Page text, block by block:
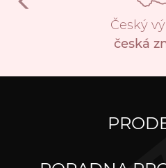
Český
česká